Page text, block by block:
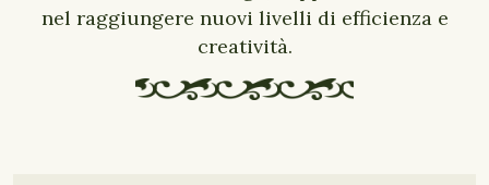
nel raggiungere nuovi livelli di efficienza e
creatività.